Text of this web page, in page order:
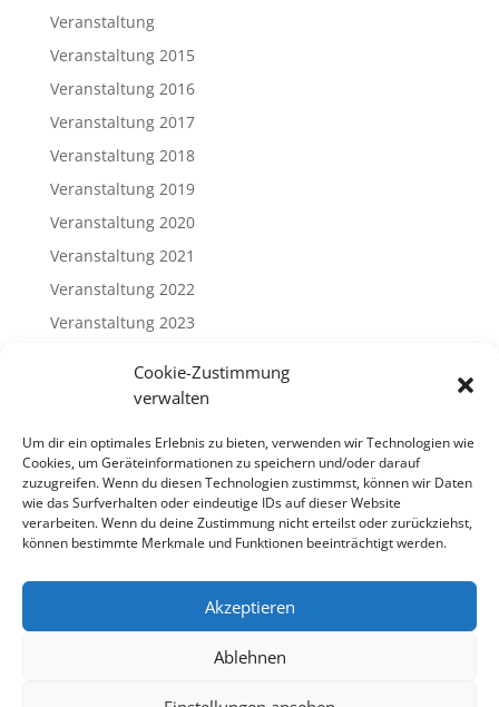
Cookie-Zustimmung
verwalten
Um dir ein optimales Erlebnis zu bieten, verwenden wir Technologien wie
Cookies, um Geräteinformationen zu speichern und/oder darauf
zuzugreifen. Wenn du diesen Technologien zustimmst, können wir Daten
wie das Surfverhalten oder eindeutige IDs auf dieser Website
verarbeiten. Wenn du deine Zustimmung nicht erteilst oder zurückziehst,
können bestimmte Merkmale und Funktionen beeinträchtigt werden.
Akzeptieren
Ablehnen
Veranstaltung
Veranstaltung 2015
Veranstaltung 2016
Veranstaltung 2017
Veranstaltung 2018
Veranstaltung 2019
Veranstaltung 2020
Veranstaltung 2021
Veranstaltung 2022
Veranstaltung 2023
Veranstaltung 2025
Meta
Log in
Entries feed
Comments feed